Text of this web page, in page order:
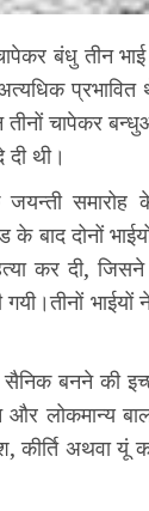
बंधु तीन भाई
प्रभावित
चापेकर
थी।
जयन्ती
बाद दोनों
कर दी,
बनने की
और लोकमान्य
अथवा यूं